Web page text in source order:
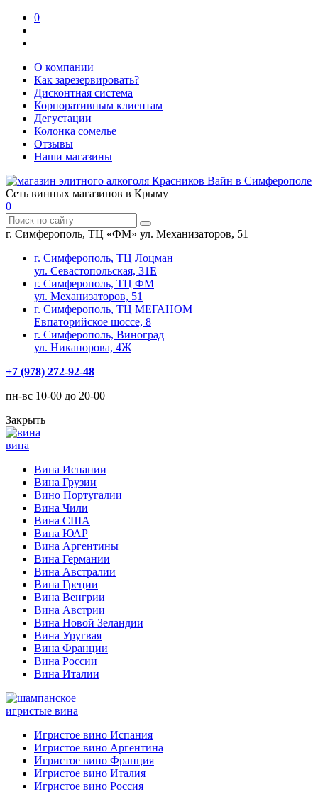
0
О компании
Как зарезервировать?
Дисконтная система
Корпоративным клиентам
Дегустации
Колонка сомелье
Отзывы
Наши магазины
Сеть винных магазинов в Крыму
0
г. Симферополь, ТЦ «ФМ» ул. Механизаторов, 51
г. Симферополь, ТЦ Лоцман
ул. Севастопольская, 31Е
г. Симферополь, ТЦ ФМ
ул. Механизаторов, 51
г. Симферополь, ТЦ МЕГАНОМ
Евпаторийское шоссе, 8
г. Симферополь, Виноград
ул. Никанорова, 4Ж
+7 (978) 272-92-48
пн-вс 10-00 до 20-00
Закрыть
вина
Вина Испании
Вина Грузии
Вино Португалии
Вина Чили
Вина США
Вина ЮАР
Вина Аргентины
Вина Германии
Вина Австралии
Вина Греции
Вина Венгрии
Вина Австрии
Вина Новой Зеландии
Вина Уругвая
Вина Франции
Вина России
Вина Италии
игристые вина
Игристое вино Испания
Игристое вино Аргентина
Игристое вино Франция
Игристое вино Италия
Игристое вино Россия